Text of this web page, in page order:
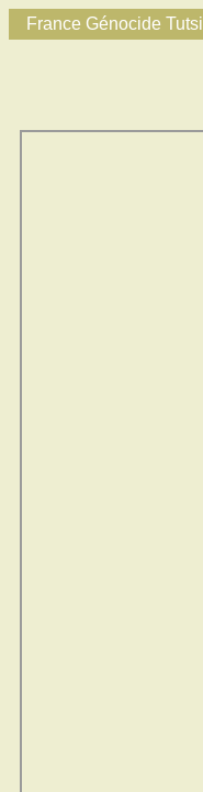
France Génocide Tutsi